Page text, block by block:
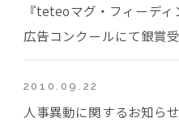
『teteoマグ・フィーデ
広告コンクールにて銀賞
2010.09.22
人事異動に関するお知らせ